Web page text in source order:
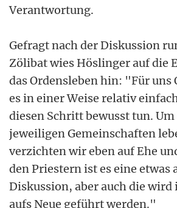
Verantwortung.
Gefragt nach der Diskussion
Zölibat wies Höslinger auf die
das Ordensleben hin: "Für uns
es in einer Weise relativ
diesen Schritt bewusst tun.
jeweiligen Gemeinschaften
verzichten wir eben auf Ehe
den Priestern ist es eine etwas
Diskussion, aber auch die
aufs Neue geführt werden."